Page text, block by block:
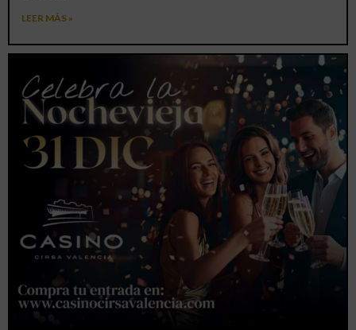
LEER MÁS »